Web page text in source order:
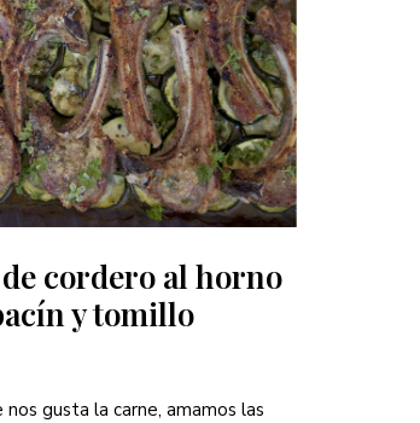
cordero al horno
y tomillo
gusta la carne, amamos las